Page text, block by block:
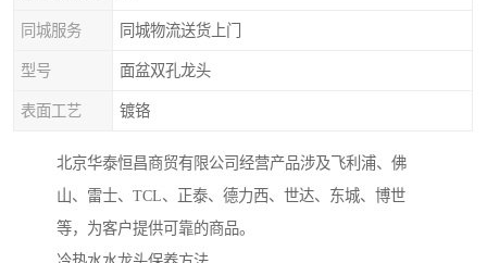
同城服务 同城物流送货上门
型号 面盆双孔龙头
表面工艺 镀铬
北京华泰恒昌商贸有限公司经营产品涉及飞利浦、佛
山、雷士、TCL、正泰、德力西、世达、东城、博世
等，为客户提供可靠的商品。